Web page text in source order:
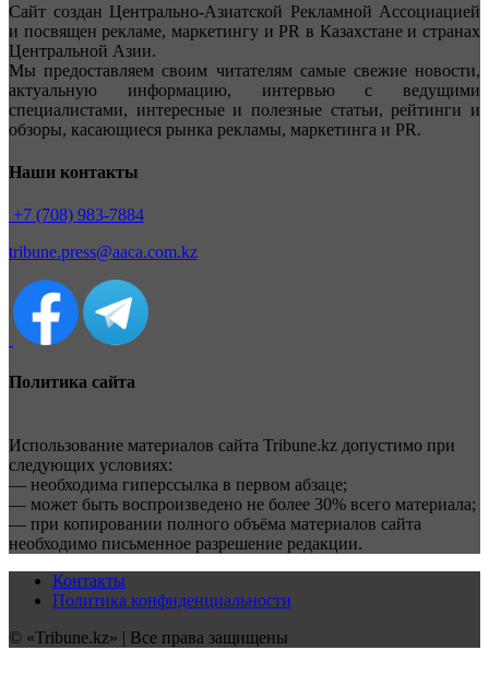
Сайт создан Центрально-Азиатской Рекламной Ассоциацией
и посвящен рекламе, маркетингу и PR в Казахстане и странах
Центральной Азии.
Мы предоставляем своим читателям самые свежие новости,
актуальную информацию, интервью с ведущими
специалистами, интересные и полезные статьи, рейтинги и
обзоры, касающиеся рынка рекламы, маркетинга и PR.
Наши контакты
+7 (708) 983-7884
tribune.press@aaca.com.kz
Политика сайта
Использование материалов сайта Tribune.kz допустимо при
следующих условиях:
— необходима гиперссылка в первом абзаце;
— может быть воспроизведено не более 30% всего материала;
— при копировании полного объёма материалов сайта
необходимо письменное разрешение редакции.
Контакты
Политика конфиденциальности
© «Tribune.kz» | Все права защищены